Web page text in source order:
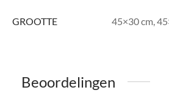
GROOTTE 45×30 cm,
Beoordelingen